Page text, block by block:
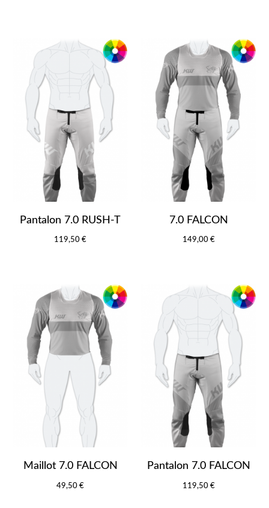
Pantalon 7.0 RUSH-T
119,50 €
7.0 FALCON
149,00 €
Maillot 7.0 FALCON
49,50 €
Pantalon 7.0 FALCON
119,50 €